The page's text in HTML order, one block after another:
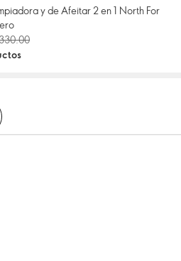
y de Afeitar 2 en 1 North For